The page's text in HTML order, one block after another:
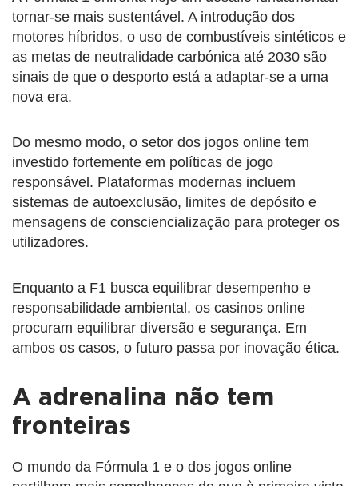
tornar-se mais sustentável. A introdução dos
motores híbridos, o uso de combustíveis sintéticos e
as metas de neutralidade carbónica até 2030 são
sinais de que o desporto está a adaptar-se a uma
nova era.
Do mesmo modo, o setor dos jogos online tem
investido fortemente em políticas de jogo
responsável. Plataformas modernas incluem
sistemas de autoexclusão, limites de depósito e
mensagens de consciencialização para proteger os
utilizadores.
Enquanto a F1 busca equilibrar desempenho e
responsabilidade ambiental, os casinos online
procuram equilibrar diversão e segurança. Em
ambos os casos, o futuro passa por inovação ética.
A adrenalina não tem
fronteiras
O mundo da Fórmula 1 e o dos jogos online